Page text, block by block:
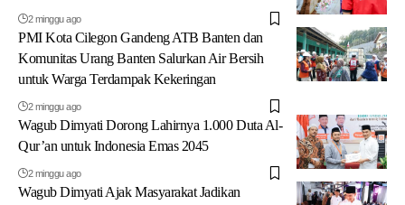
2 minggu ago
PMI Kota Cilegon Gandeng ATB Banten dan
Komunitas Urang Banten Salurkan Air Bersih
untuk Warga Terdampak Kekeringan
2 minggu ago
Wagub Dimyati Dorong Lahirnya 1.000 Duta Al-
Qur’an untuk Indonesia Emas 2045
2 minggu ago
Wagub Dimyati Ajak Masyarakat Jadikan